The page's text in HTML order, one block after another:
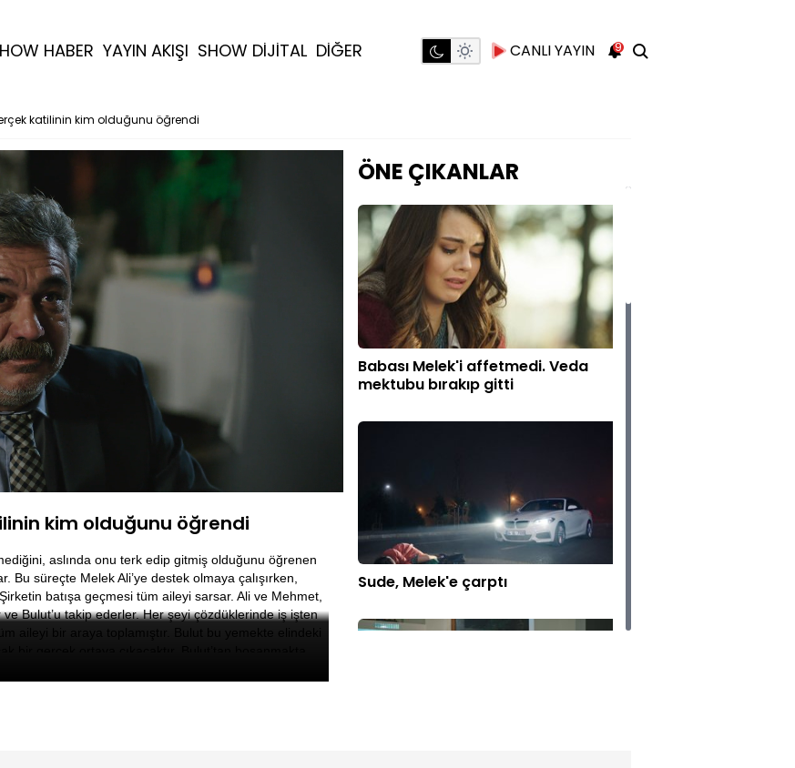
HABER YAYIN AKIŞI SHOW DİJİTAL DİĞER CANLI YAYIN 9
katilinin kim olduğunu öğrendi
kim olduğunu öğrendi
aslında onu terk edip gitmiş olduğunu öğrenen
Bu süreçte Melek Ali’ye destek olmaya çalışırken,
batışa geçmesi tüm aileyi sarsar. Ali ve Mehmet,
Bulut’u takip ederler. Her şeyi çözdüklerinde iş işten
aileyi bir araya toplamıştır. Bulut bu yemekte elindeki
bir gerçek ortaya çıkacaktır. Bulut’tan boşanmakta
bir başınadır. Sude annesini affetmez. Artık ona
Eylül’e yönelir.
ÖNE ÇIKANLAR
Babası Melek'i affetmedi. Veda
mektubu bırakıp gitti
Sude, Melek'e çarptı